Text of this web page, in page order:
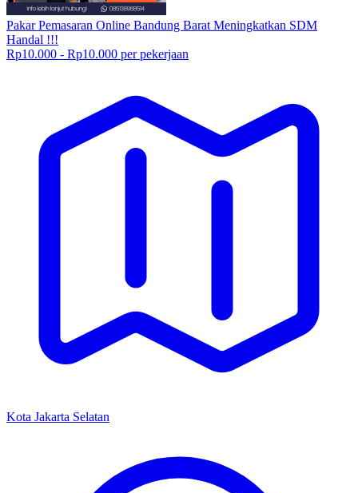
Pakar Pemasaran Online Bandung Barat Meningkatkan SDM
Handal !!!
Rp10.000 - Rp10.000 per pekerjaan
Kota Jakarta Selatan